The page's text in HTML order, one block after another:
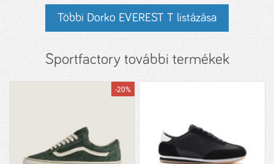
Többi Dorko EVEREST T listázása
Sportfactory további termékek
-20%